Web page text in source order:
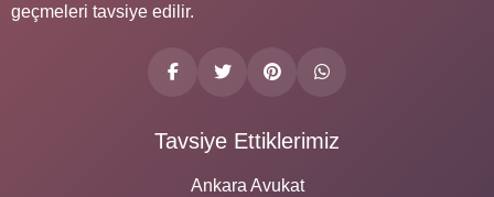
geçmeleri tavsiye edilir.
Tavsiye Ettiklerimiz
Ankara Avukat